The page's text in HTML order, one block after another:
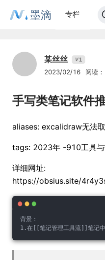
墨滴 专栏
某丝丝 V1
2023/02/16 阅读
手写类笔记软件
aliases: excalidraw无法
tags: 2023年 -910工具
详细网址:
https://obsius.site/
背景：
1.在[[笔记管理工具流]]笔记中